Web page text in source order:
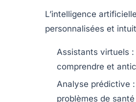
L’intelligence
personnalisées et
Assistants virtuels :
comprendre et
Analyse prédictive :
problèmes de